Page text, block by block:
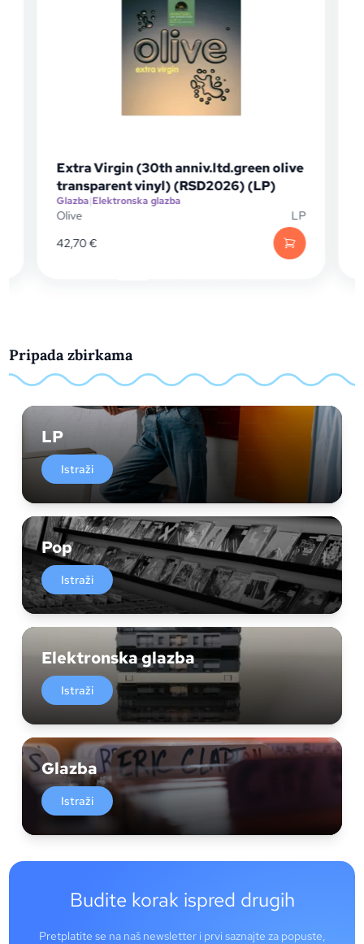
olive
LP
Portishead - Roseland NYC Live (25th
Anniversary Edition 2024) (LP)
Glazba|Elektronska glazba
Pripada zbirkama
LP
Istraži
Pop
Istraži
Elektronska glazba
Istraži
Glazba
Istraži
Budite korak ispred drugih
Pretplatite se na naš newsletter i prvi saznajte za popuste,